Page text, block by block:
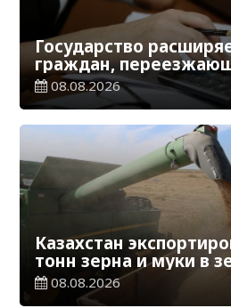
Государство
граждан,
регионы для работы
08.08.2026
Казахстан
тонн зерна и муки в
эквиваленте
08.08.2026